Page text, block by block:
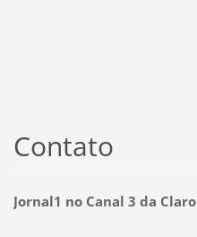
Contato
Jornal1 no Canal 3 da Claro